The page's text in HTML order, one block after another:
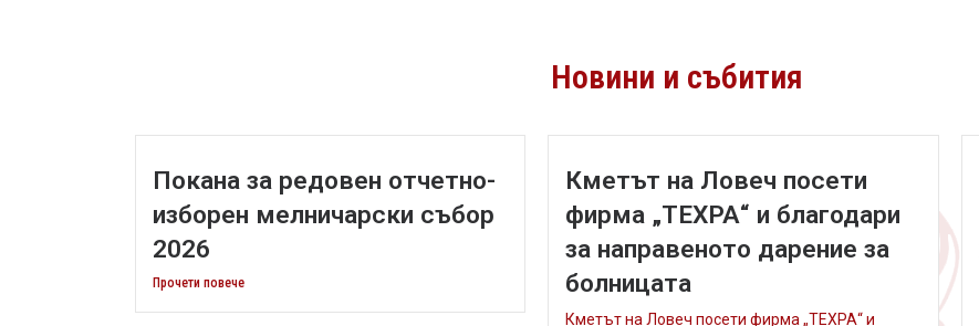
Новини и събития
Покана за редовен отчетно-
изборен мелничарски събор
2026
Прочети повече
Кметът на Ловеч посети
фирма „ТЕХРА“ и благодари
за направеното дарение за
болницата
Кметът на Ловеч посети фирма „ТЕХРА“ и